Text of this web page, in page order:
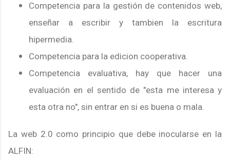
Competencia para la gestión de contenidos web,
enseñar a escribir y tambien la escritura
hipermedia.
Competencia para la edicion cooperativa.
Competencia evaluativa, hay que hacer una
evaluación en el sentido de "esta me interesa y
esta otra no", sin entrar en si es buena o mala.
La web 2.0 como principio que debe inocularse en la
ALFIN: